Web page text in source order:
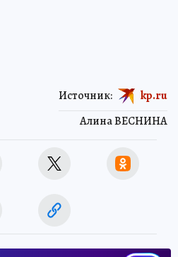
Алина ВЕСНИНА
Источник: kp.ru